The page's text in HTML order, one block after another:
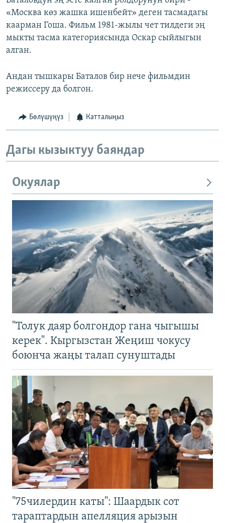
«Москва көз жашка ишенбейт» деген тасмадагы
каарман Гоша. Фильм 1981-жылы чет тилдеги эң
мыкты тасма категориясында Оскар сыйлыгын
алган.
Андан тышкары Баталов бир нече фильмдин
режиссеру да болгон.
Бөлүшүңүз Катталыңыз
Дагы кызыктуу баяндар
Окуялар
"Толук даяр болгондор гана чыгышы
керек". Кыргызстан Жеңиш чокусу
боюнча жаңы талап сунуштады
"75чилердин каты": Шаардык сот
тараптардын апелляция арызын